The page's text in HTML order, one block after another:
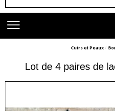
Cuirs et Peaux
Lot de 4 paires de